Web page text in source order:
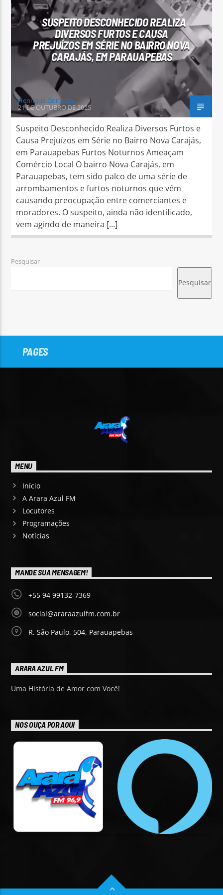
Arara Azul FM
SUSPEITO DESCONHECIDO REALIZA
DIVERSOS FURTOS E CAUSA
PREJUÍZOS EM SÉRIE NO BAIRRO NOVA
CARAJÁS, EM PARAUAPEBAS
Henrique Gonzaga
21 DE OUTUBRO DE 2025
Suspeito Desconhecido Realiza Diversos Furtos e
Causa Prejuízos em Série no Bairro Nova Carajás,
em Parauapebas Furtos Noturnos Ameaçam
Comércio Local O bairro Nova Carajás, em
Parauapebas, tem sido palco de uma série de
arrombamentos e furtos noturnos que vêm
causando preocupação entre comerciantes e
moradores. O suspeito, ainda não identificado,
vem agindo de maneira […]
Pesquisar
Pesquisar
PAGES
MENU
Início
A Arara Azul FM
Locutores
Programações
Notícias
MANDE SUA MENSAGEM!
+55 94 99132-7369
social@araraazulfm.com.br
R. São Paulo, 504, Parauapebas
ARARA AZUL FM
Uma História de Amor com Você!
NOS OUÇA POR AQUI